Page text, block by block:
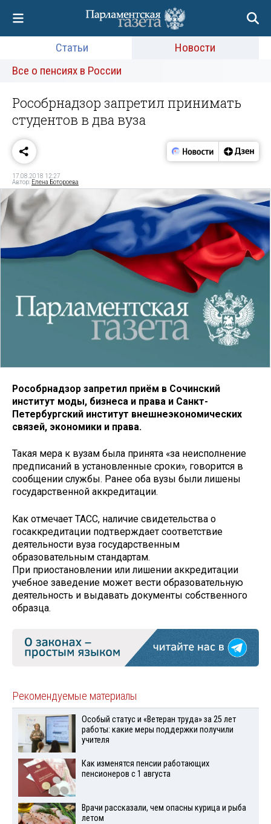
Статьи
Новости
Все о пенсиях в России
Рособрнадзор запретил принимать
студентов в два вуза
17.08.2018 12:27
Автор: Елена Ботороева
Рособрнадзор запретил приём в Сочинский
институт моды, бизнеса и права и Санкт-
Петербургский институт внешнеэкономических
связей, экономики и права.
Такая мера к вузам была принята «за неисполнение
предписаний в установленные сроки», говорится в
сообщении службы. Ранее оба вузы были лишены
государственной аккредитации.
Как отмечает ТАСС, наличие свидетельства о
госаккредитации подтверждает соответствие
деятельности вуза государственным
образовательным стандартам.
При приостановлении или лишении аккредитации
учебное заведение может вести образовательную
деятельность и выдавать документы собственного
образца.
Рекомендуемые материалы
Особый статус и «Ветеран труда» за 25 лет
работы: какие меры поддержки получили
учителя
Как изменятся пенсии работающих
пенсионеров с 1 августа
Врачи рассказали, чем опасны курица и рыба
летом